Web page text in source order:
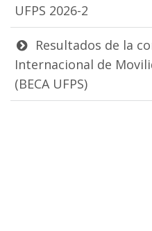
UFPS 2026-2
Resultados de la
Internacional de
(BECA UFPS)